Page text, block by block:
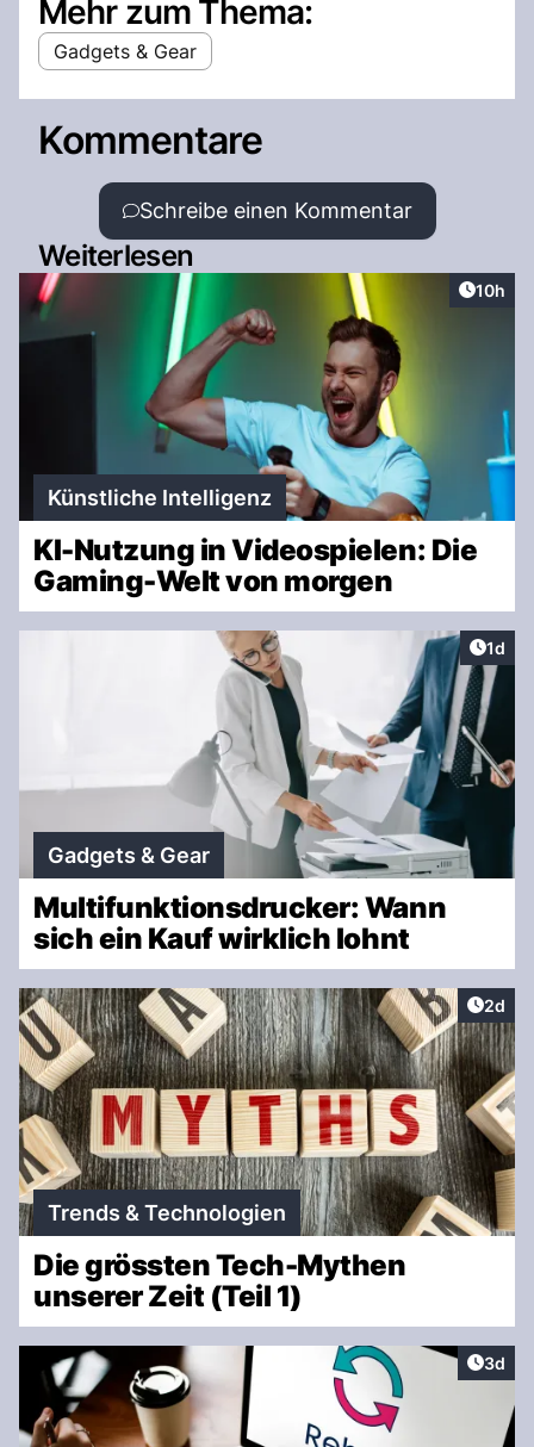
Mehr zum Thema:
Gadgets & Gear
Kommentare
Schreibe einen Kommentar
Weiterlesen
Artikel
10h
Künstliche Intelligenz
KI-Nutzung in Videospielen: Die
Gaming-Welt von morgen
1d
Gadgets & Gear
Multifunktionsdrucker: Wann
sich ein Kauf wirklich lohnt
2d
Trends & Technologien
Die grössten Tech-Mythen
unserer Zeit (Teil 1)
3d